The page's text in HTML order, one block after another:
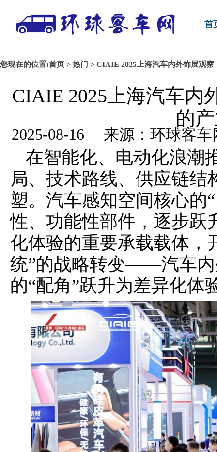
首
您现在的位置:首页 > 热门 > CIAIE 2025上海汽车内外饰展观
CIAIE 2025上海汽车内
的
2025-08-16 来源：环球客
在智能化、电动化浪潮
局、技术路线、供应链结
塑。汽车感知空间核心的
性、功能性部件，逐步跃
化体验的重要承载载体，
统”的战略转变——汽车内
的“配角”跃升为差异化体